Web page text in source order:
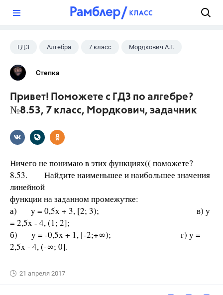
ГДЗ Алгебра 7 класс Мордкович А.Г.
Степка
Привет! Поможете с ГДЗ по алгебре?
№8.53, 7 класс, Мордкович, задачник
Ничего не понимаю в этих функциях(( поможете?
8.53. Найдите наименьшее и наибольшее значения
линейной
функции на заданном промежутке:
а) у = 0,5x + 3, [2; 3); в) у
= 2,5x - 4, (1; 2];
б) у = -0,5x + 1, [-2;+∞); г) у =
2,5x - 4, (-∞; 0].
21 апреля 2017